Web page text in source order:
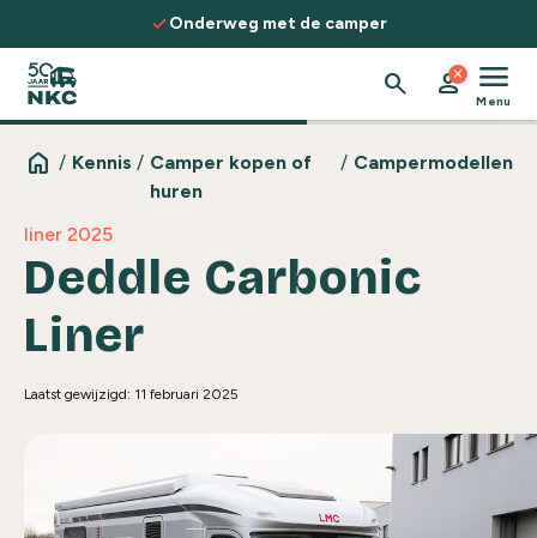
Spring naar de inhoud checkOntdek routes, kennis &
search person
close menu
Menu
home / Kennis / Camper kopen of
huren
/ Campermodellen
liner 2025
Deddle Carbonic
Liner
Laatst gewijzigd: 11 februari 2025